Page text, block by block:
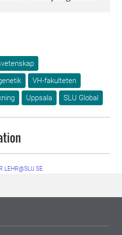
VH-fakulteten
Uppsala SLU Global